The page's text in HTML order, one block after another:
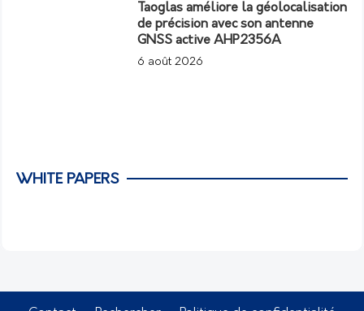
Taoglas améliore la géolocalisation
de précision avec son antenne
GNSS active AHP2356A
6 août 2026
WHITE PAPERS